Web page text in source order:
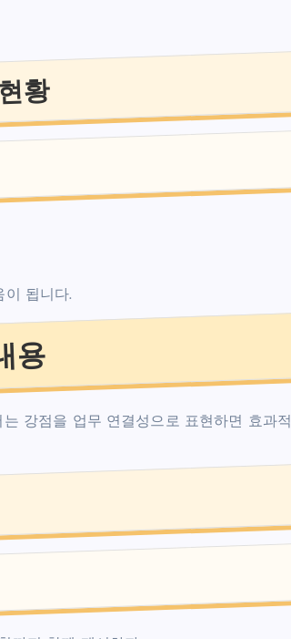
황
됩니다.
용
강점을 업무 연결성으로 표현하면 효과적